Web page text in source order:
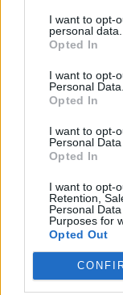
I want to opt-
personal data.
Opted In
I want to opt-
Personal Data.
Opted In
I want to opt-
Personal
Opted In
I want to opt-
Retention,
Personal
Purposes for
Opted Out